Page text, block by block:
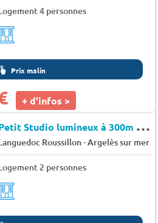
4 personnes
Prix malin
+ d'infos >
P
etit Studio lumineux à 300m de la mer- La Résidence Le Petit Bois ARGELES SUR MER - Le petit bois
Roussillon-Argelès sur mer
2 personnes